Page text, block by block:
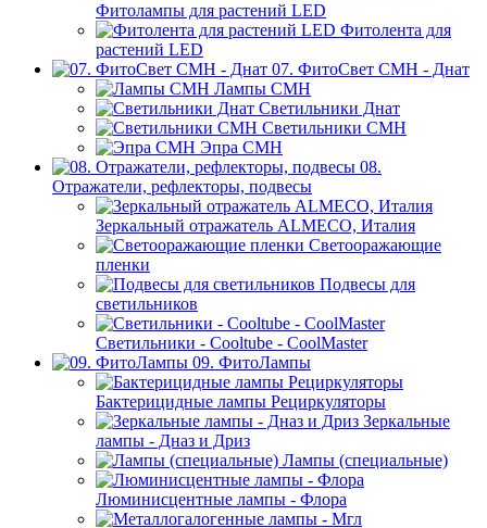
Фитолампы для растений LED
Фитолента для
растений LED
07. ФитоСвет CMH - Днат
Лампы СМН
Светильники Днат
Светильники СМН
Эпра СМН
08.
Отражатели, рефлекторы, подвесы
Зеркальный отражатель ALMECO, Италия
Светооражающие
пленки
Подвесы для
светильников
Светильники - Cooltube - CoolMaster
09. ФитоЛампы
Бактерицидные лампы Рециркуляторы
Зеркальные
лампы - Дназ и Дриз
Лампы (специальные)
Люминисцентные лампы - Флора